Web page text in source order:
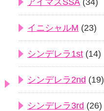
イニシャルM (23)
シンデレラ1st (14)
シンデレラ2nd (19)
シンデレラ3rd (26)